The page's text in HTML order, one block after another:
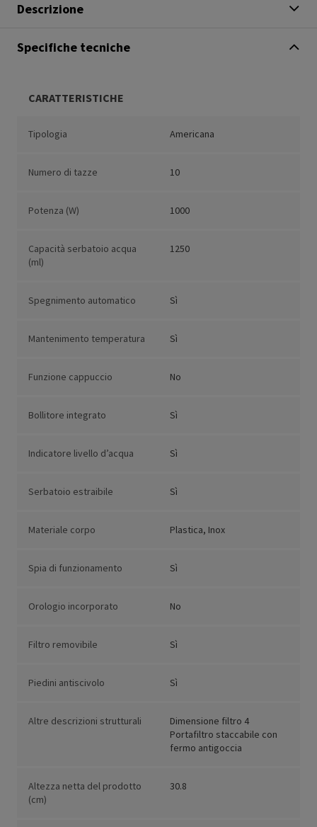
Descrizione
Specifiche tecniche
CARATTERISTICHE
Tipologia Americana
Numero di tazze 10
Potenza (W) 1000
Capacità serbatoio acqua
(ml)
1250
Spegnimento automatico Sì
Mantenimento temperatura Sì
Funzione cappuccio No
Bollitore integrato Sì
Indicatore livello d’acqua Sì
Serbatoio estraibile Sì
Materiale corpo Plastica, Inox
Spia di funzionamento Sì
Orologio incorporato No
Filtro removibile Sì
Piedini antiscivolo Sì
Altre descrizioni strutturali
Dimensione filtro 4
Portafiltro staccabile con
fermo antigoccia
Altezza netta del prodotto
(cm)
30.8